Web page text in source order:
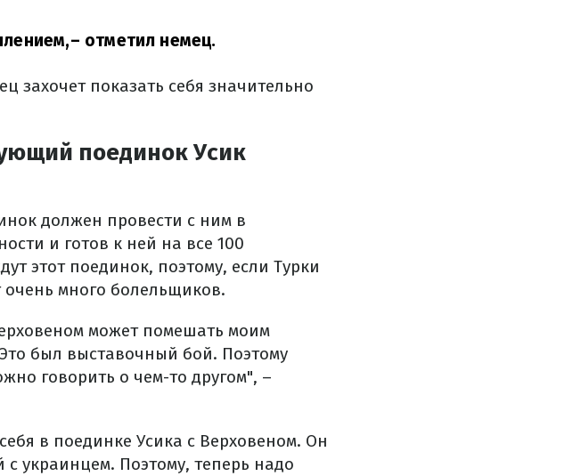
– отметил немец.
показать себя значительно
поединок Усик
должен провести с ним в
и готов к ней на все 100
этот поединок, поэтому, если Турки
много болельщиков.
может помешать моим
был выставочный бой. Поэтому
говорить о чем-то другом", –
в поединке Усика с Верховеном. Он
с украинцем. Поэтому, теперь надо